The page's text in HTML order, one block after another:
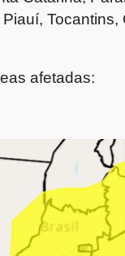
afetadas: